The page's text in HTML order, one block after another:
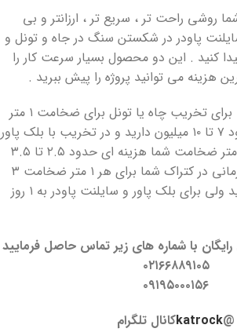
روشی راحت تر ، سریع تر ، ارزانتر و بی
پاودر در شکستن سنگ در جاه و تونل و
کنید . این دو محصول بسیار سرعت کار را
هزینه می توانید پروژه را پیش ببرید .
جالب است بندنید شما برای تخریب چاه یا تونل برای ضخامت ۱ متر
با کتراک هزینه ای حدود ۷ تا ۱۰ میلیون دارید و در تخریب با بلک پاور
و سایلنت پاودر برای ۱ متر ضخامت شما هزینه ای حدود ۲.۵ تا ۳.۵
میلیون دارید . از نظر زمانی در کتراک شما برای هر ۱ متر ضخامت ۳
الی ۵ روز زمان نیاز دارید ولی برای بلک پاور و سایلنت پاودر به ۱ روز
با شماره های زیر تماس حاصل فرمایید
۰۲۱۶۶۸۸۹۱۰۵
۰۹۱۹۵۰۰۰۱۵۶
@
katrockکانال تلگرام